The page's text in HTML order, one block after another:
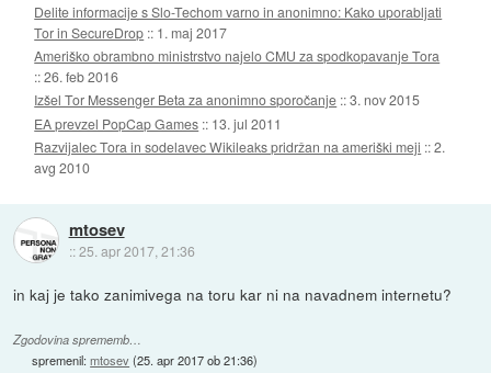
Delite informacije s Slo-Techom varno in anonimno: Kako uporabljati
Tor in SecureDrop :: 1. maj 2017
Ameriško obrambno ministrstvo najelo CMU za spodkopavanje Tora
::26. feb 2016
Izšel Tor Messenger Beta za anonimno sporočanje ::3. nov 2015
EA prevzel PopCap Games :: 13. jul 2011
Razvijalec Tora in sodelavec Wikileaks pridržan na ameriški meji ::2.
avg 2010
mtosev
::25. apr 2017, 21:36
in kaj je tako zanimivega na toru kar ni na navadnem internetu?
Zgodovina sprememb…
spremenil:mtosev(25. apr 2017 ob 21:36)